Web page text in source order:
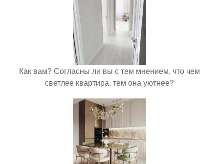
Как вам? Согласны ли вы с тем мнением, что чем
светлее квартира, тем она уютнее?